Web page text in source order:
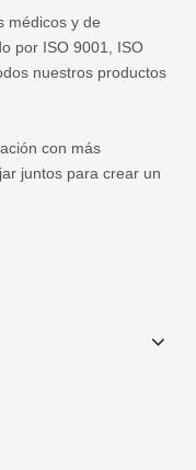
médicos y de
por ISO 9001, ISO
nuestros productos
con más
juntos para crear un